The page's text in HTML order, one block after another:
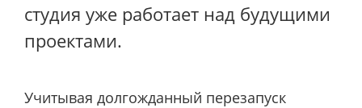
студия уже работает над будущими
проектами.
Учитывая долгожданный перезапуск